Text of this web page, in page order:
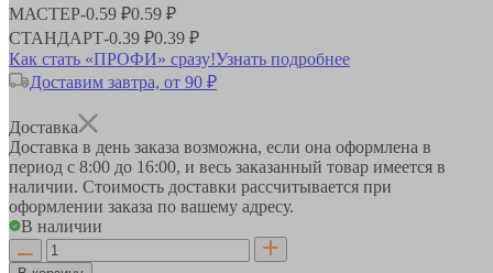
МАСТЕР-0.59 ₽0.59 ₽
СТАНДАРТ-0.39 ₽0.39 ₽
Как стать «ПРОФИ» сразу!Узнать подробнее
Доставим завтра, от 90 ₽
Доставка
Доставка в день заказа возможна, если она оформлена в
период с 8:00 до 16:00, и весь заказанный товар имеется в
наличии. Стоимость доставки рассчитывается при
оформлении заказа по вашему адресу.
В наличии